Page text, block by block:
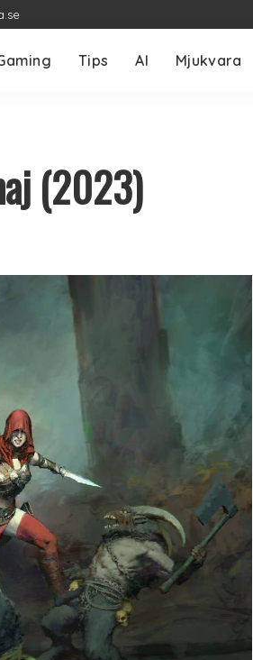
Tips AI Mjukvara
(2023)